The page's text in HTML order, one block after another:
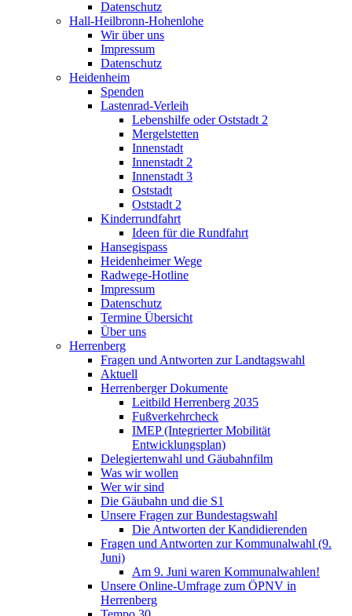
Datenschutz
Hall-Heilbronn-Hohenlohe
Wir über uns
Impressum
Datenschutz
Heidenheim
Spenden
Lastenrad-Verleih
Lebenshilfe oder Oststadt 2
Mergelstetten
Innenstadt
Innenstadt 2
Innenstadt 3
Oststadt
Oststadt 2
Kinderrundfahrt
Ideen für die Rundfahrt
Hansegispass
Heidenheimer Wege
Radwege-Hotline
Impressum
Datenschutz
Termine Übersicht
Über uns
Herrenberg
Fragen und Antworten zur Landtagswahl
Aktuell
Herrenberger Dokumente
Leitbild Herrenberg 2035
Fußverkehrcheck
IMEP (Integrierter Mobilität
Entwicklungsplan)
Delegiertenwahl und Gäubahnfilm
Was wir wollen
Wer wir sind
Die Gäubahn und die S1
Unsere Fragen zur Bundestagswahl
Die Antworten der Kandidierenden
Fragen und Antworten zur Kommunalwahl (9.
Juni)
Am 9. Juni waren Kommunalwahlen!
Unsere Online-Umfrage zum ÖPNV in
Herrenberg